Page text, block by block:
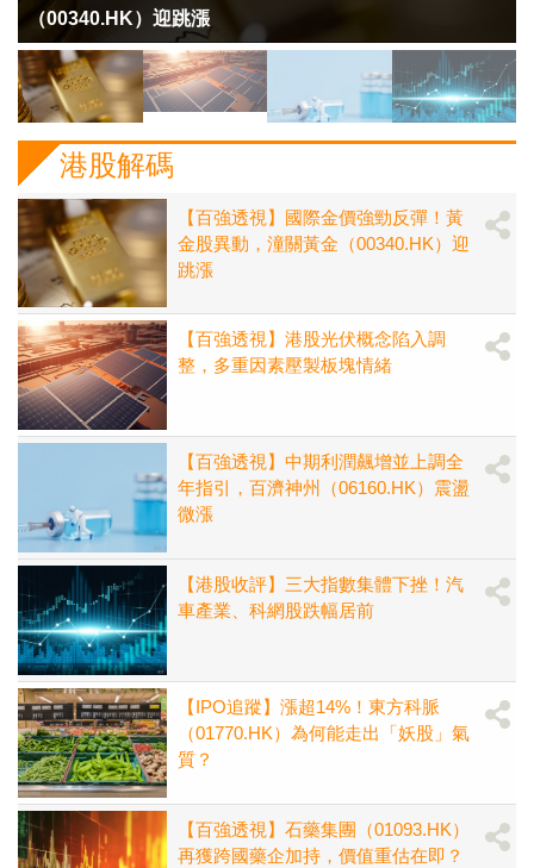
（00340.HK）迎跳漲
港股解碼
【百強透視】國際金價強勁反彈！黃
金股異動，潼關黃金（00340.HK）迎
跳漲
【百強透視】港股光伏概念陷入調
整，多重因素壓製板塊情緒
【百強透視】中期利潤飆增並上調全
年指引，百濟神州（06160.HK）震盪
微漲
【港股收評】三大指數集體下挫！汽
車產業、科網股跌幅居前
【IPO追蹤】漲超14%！東方科脈
（01770.HK）為何能走出「妖股」氣
質？
【百強透視】石藥集團（01093.HK）
再獲跨國藥企加持，價值重估在即？